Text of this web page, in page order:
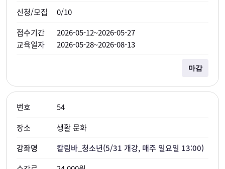
0/10
2026-05-12~2026-05-27
2026-05-28~2026-08-13
마감
54
생활 문화
칼림바_청소년(5/31 개강, 매주 일요일 13:00)